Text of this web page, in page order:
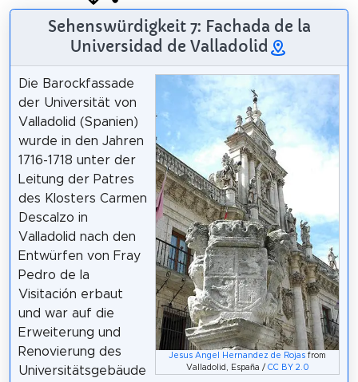
Sehenswürdigkeit 7: Fachada de la
Universidad de Valladolid
Jesus Angel Hernandez de Rojas from
Valladolid, España / CC BY 2.0
Die Barockfassade
der Universität von
Valladolid (Spanien)
wurde in den Jahren
1716-1718 unter der
Leitung der Patres
des Klosters Carmen
Descalzo in
Valladolid nach den
Entwürfen von Fray
Pedro de la
Visitación erbaut
und war auf die
Erweiterung und
Renovierung des
Universitätsgebäude